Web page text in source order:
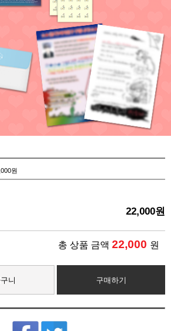
원
22,000원
총 상품 금액 22,000 원
니 구매하기